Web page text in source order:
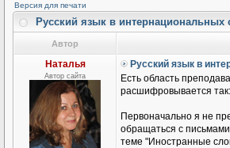
Версия для печати
Русский язык в интернациональных
Автор
Наталья
Автор сайта
Русский язык в
Есть область
расшифровывается
Первоначально я не
обращаться с
теме "Иностранные